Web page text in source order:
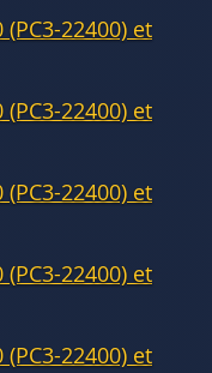
22400) et
22400) et
22400) et
22400) et
22400) et